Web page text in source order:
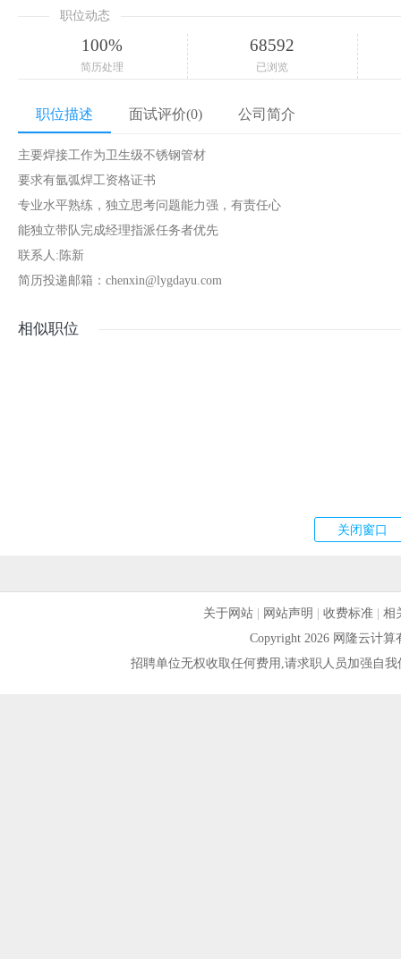
职位动态
100%
简历处理
68592
已浏览
职位描述 面试评价(0) 公司简介
主要焊接工作为卫生级不锈钢管材
要求有氩弧焊工资格证书
专业水平熟练，独立思考问题能力强，有责任心
能独立带队完成经理指派任务者优先
联系人:陈新
简历投递邮箱：chenxin@lygdayu.com
相似职位
关于网站 网站声明 |收费标准 |相
Copyright 2026 网隆云计
招聘单位无权收取任何费用,请求职人员加强自